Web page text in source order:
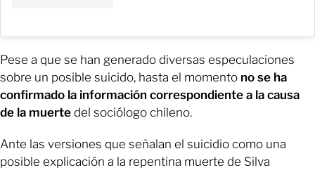
Pese a que se han generado diversas especulaciones
sobre un posible suicido, hasta el momento no se ha
confirmado la información correspondiente a la causa
de la muerte del sociólogo chileno.
Ante las versiones que señalan el suicidio como una
posible explicación a la repentina muerte de Silva